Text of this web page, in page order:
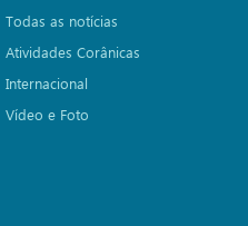
Todas as notícias
Atividades Corânicas
Internacional
Vídeo e Foto